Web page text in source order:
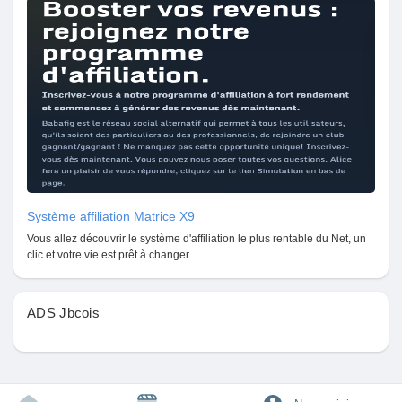
Jeux
Développeurs
Récompenses
Entreprises locales
Runsound music
La silver économie
Système affiliation Matrice X9
Vous allez découvrir le système d'affiliation le plus rentable du Net, un
clic et votre vie est prêt à changer.
ADS Jbcois